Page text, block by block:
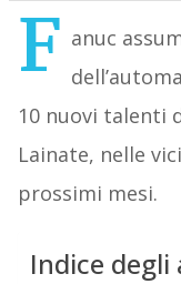
F anuc
10 nuovi talenti
Lainate, nelle
prossimi mesi.
Indice